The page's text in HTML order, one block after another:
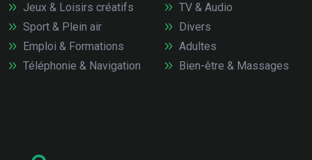
Jeux & Loisirs créatifs
Sport & Plein air
Emploi & Formations
Téléphonie & Navigation
TV & Audio
Divers
Adultes
Bien-être & Massages